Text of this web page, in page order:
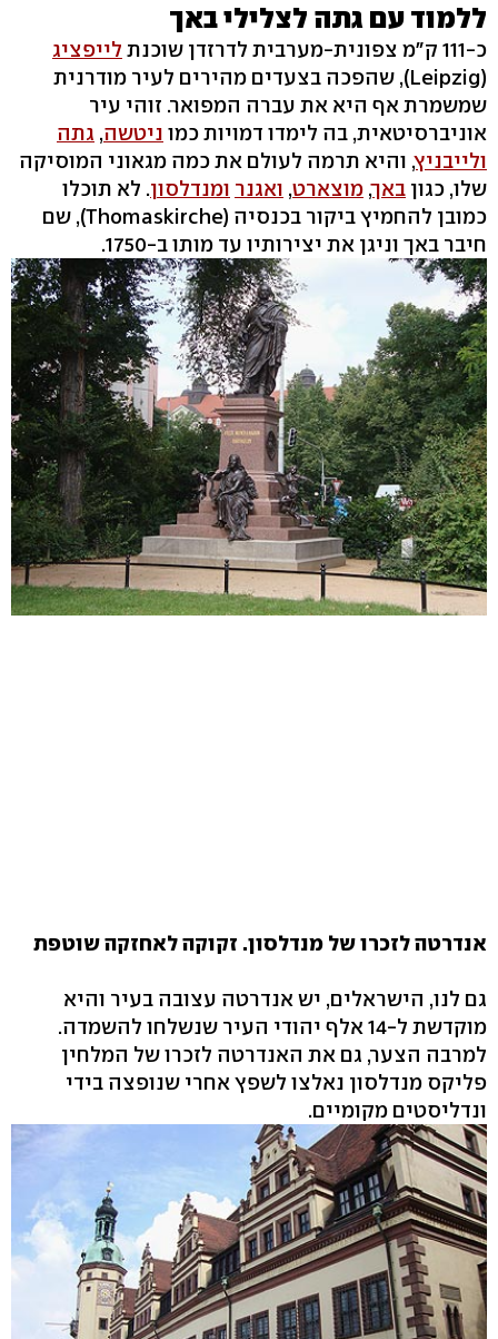
ללמוד עם גתה לצלילי באך
כ-111 ק"מ צפונית-מערבית לדרזדן שוכנת
לייפציג
(Leipzig), שהפכה בצעדים מהירים לעיר מודרנית
שמשמרת אף היא את עברה המפואר. זוהי עיר
אוניברסיטאית, בה לימדו דמויות כמו ניטשה, גתה
ולייבניץ, והיא תרמה לעולם את כמה מגאוני המוסיקה
שלו, כגון באך, מוצארט, ואגנר ומנדלסון. לא תוכלו
כמובן להחמיץ ביקור בכנסיה (Thomaskirche), שם
חיבר באך וניגן את יצירותיו עד מותו ב-1750.
אנדרטה לזכרו של מנדלסון. זקוקה לאחזקה שוטפת
גם לנו, הישראלים, יש אנדרטה עצובה בעיר והיא
מוקדשת ל-14 אלף יהודי העיר שנשלחו להשמדה.
למרבה הצער, גם את האנדרטה לזכרו של המלחין
פליקס מנדלסון נאלצו לשפץ אחרי שנופצה בידי
ונדליסטים מקומיים.